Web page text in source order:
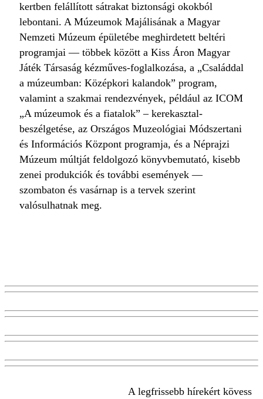
kertben felállított sátrakat biztonsági okokból
lebontani. A Múzeumok Majálisának a Magyar
Nemzeti Múzeum épületébe meghirdetett beltéri
programjai — többek között a Kiss Áron Magyar
Játék Társaság kézműves-foglalkozása, a „Családdal
a múzeumban: Középkori kalandok” program,
valamint a szakmai rendezvények, például az ICOM
„A múzeumok és a fiatalok” – kerekasztal-
beszélgetése, az Országos Muzeológiai Módszertani
és Információs Központ programja, és a Néprajzi
Múzeum múltját feldolgozó könyvbemutató, kisebb
zenei produkciók és további események —
szombaton és vasárnap is a tervek szerint
valósulhatnak meg.
A legfrissebb hírekért kövess